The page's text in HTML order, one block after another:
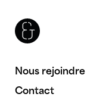
Nous rejoindre
Contact